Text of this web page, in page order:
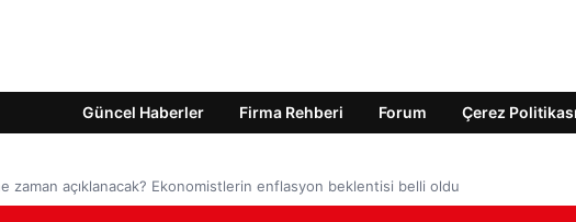
Güncel Haberler Firma Rehberi Forum Çerez Politikası
zaman açıklanacak? Ekonomistlerin enflasyon beklentisi belli oldu